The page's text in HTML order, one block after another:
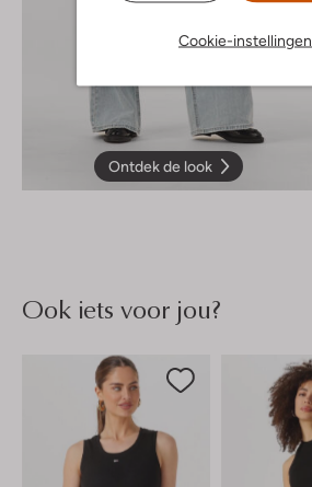
Cookie-instellingen
Ontdek de look
Ook iets voor jou?